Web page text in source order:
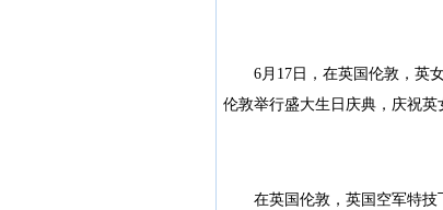
6月17日，在英国伦敦，英女
伦敦举行盛大生日庆典，庆祝
在英国伦敦，英国空军特技